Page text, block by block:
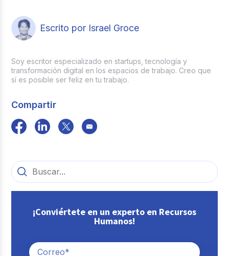
cargo
Escrito por Israel Groce
Soy escritor especializado en startups, tecnología y
transformación digital en los espacios de trabajo. Creo que
sí es posible ser feliz en tu trabajo.
Compartir
¡Conviértete en un experto en Recursos
Humanos!